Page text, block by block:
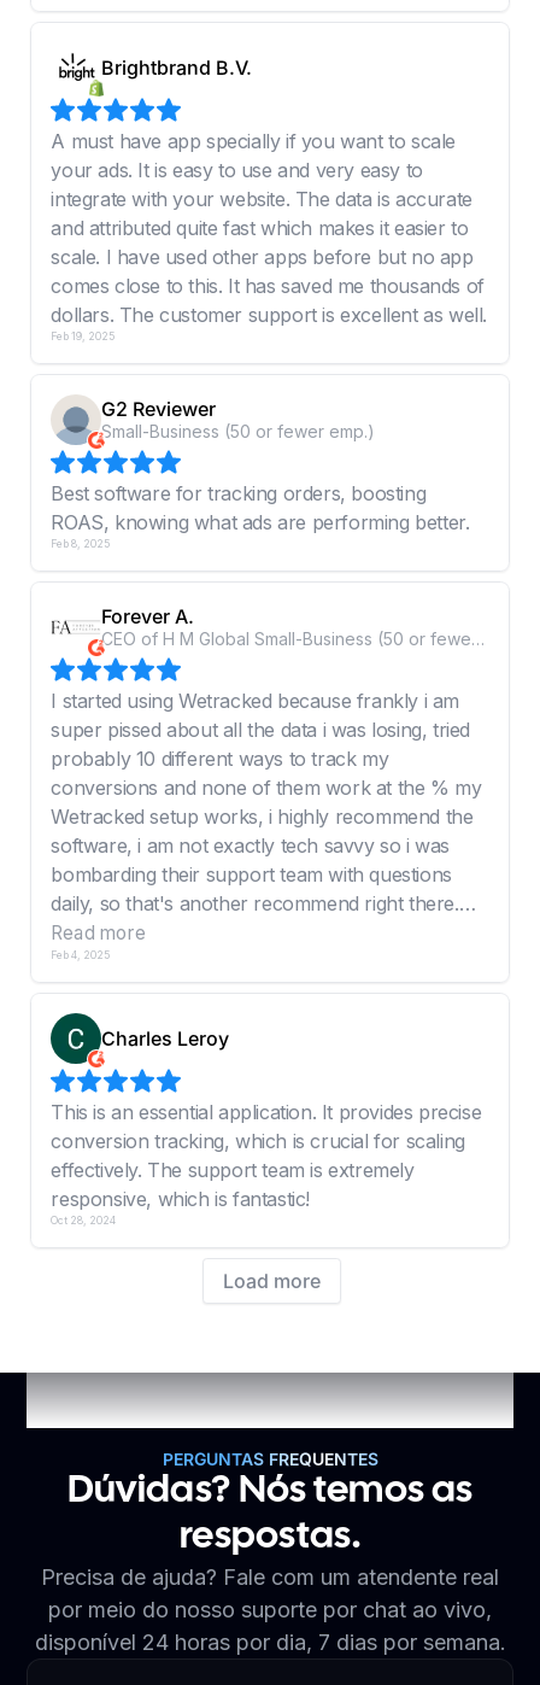
PERGUNTAS FREQUENTES
Dúvidas? Nós temos as
respostas.
Precisa de ajuda? Fale com um atendente real
por meio do nosso suporte por chat ao vivo,
disponível 24 horas por dia, 7 dias por semana.